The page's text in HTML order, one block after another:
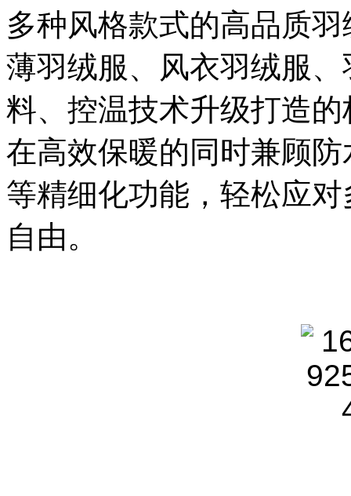
多种风格款式的高品质
薄羽绒服、风衣羽绒服
料、控温技术升级打造
在高效保暖的同时兼顾
等精细化功能，轻松应
自由。